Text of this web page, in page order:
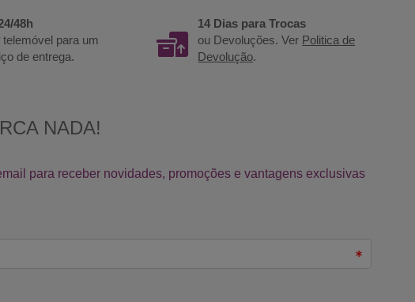
48h
telemóvel para um
de entrega.
14 Dias para Trocas
ou Devoluções. Ver Politica de
Devolução.